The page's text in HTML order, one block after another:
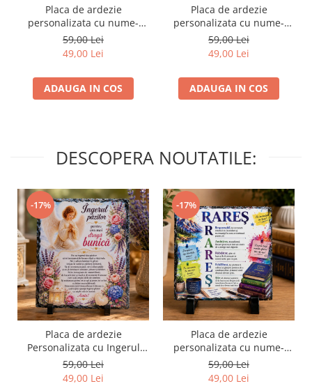
Placa de ardezie
personalizata cu nume-
Maria
59,00 Lei
49,00 Lei
ADAUGA IN COS
Placa de ardezie
personalizata cu nume-
Mihaela
59,00 Lei
49,00 Lei
ADAUGA IN COS
DESCOPERA NOUTATILE:
-17%
Placa de ardezie
Personalizata cu Ingerul
Pazitor pentru Bunica
59,00 Lei
49,00 Lei
-17%
Placa de ardezie
personalizata cu nume-
Rares
59,00 Lei
49,00 Lei